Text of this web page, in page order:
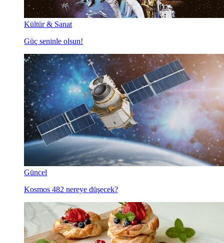
Kültür & Sanat
Güç seninle olsun!
Güncel
Kosmos 482 nereye düşecek?